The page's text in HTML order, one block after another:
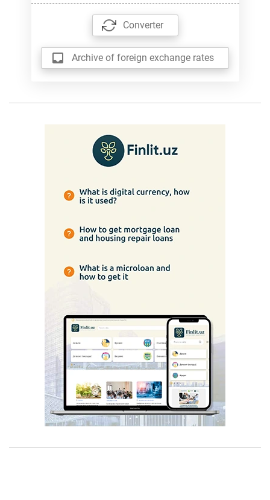
Converter
Archive of foreign exchange rates